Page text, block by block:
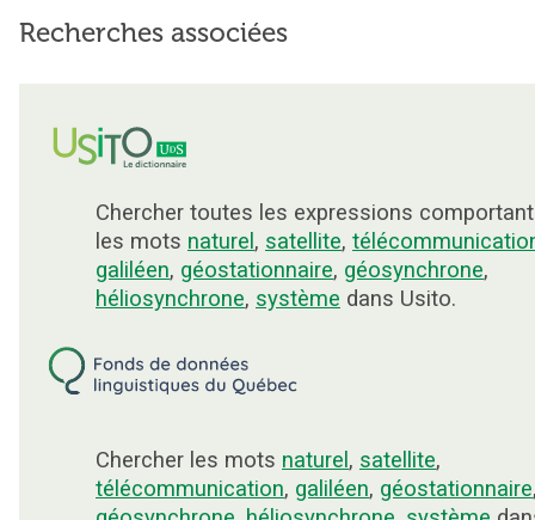
Recherches associées
Chercher toutes les expressions comportant
les mots naturel , satellite,
galiléen, géostationnaire, géosynchrone,
héliosynchrone, système dans Usito.
Chercher les mots naturel , satellite,
télécommunication, galiléen, géostationnaire